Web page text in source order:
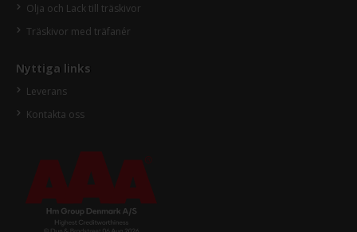
Olja och Lack till träskivor
Träskivor med träfanér
Nyttiga links
Leverans
Kontakta oss